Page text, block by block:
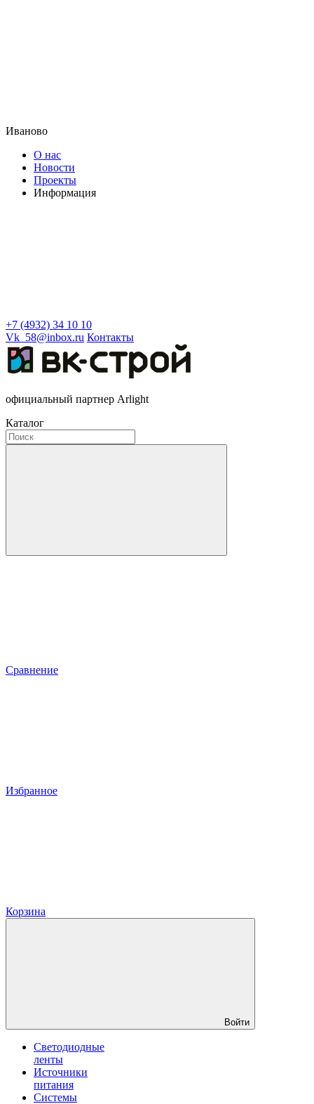
Иваново
О нас
Новости
Проекты
Информация
+7 (4932) 34 10 10
Vk_58@inbox.ru Контакты
официальный партнер Arlight
Каталог
Сравнение
Избранное
Корзина
Войти
Светодиодные
ленты
Источники
питания
Системы